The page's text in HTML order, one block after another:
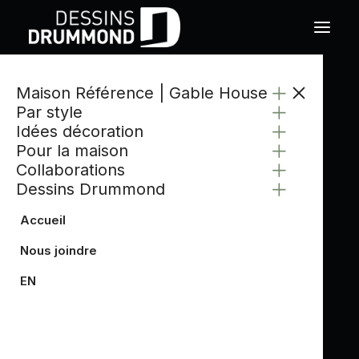
Maison Référence | Gable House
Par style
Idées décoration
Pour la maison
Collaborations
Dessins Drummond
Accueil
Nous joindre
EN